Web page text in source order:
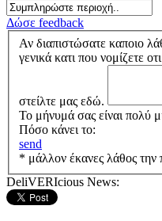
Δώσε feedback
Αν διαπιστώσατε καποιο
γενικά κατι που νομίζετε
στείλτε μας εδώ.
Το μήνυμά σας είναι πολύ
Πόσο κάνει το:
send
* μάλλον έκανες λάθος την
DeliVERIcious News: